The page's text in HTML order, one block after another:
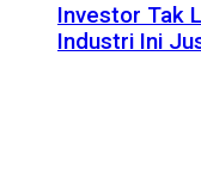
Investor Tak
Industri Ini